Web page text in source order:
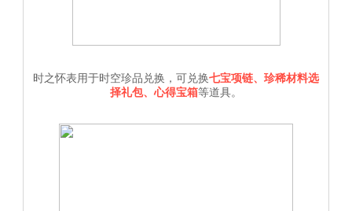
时之怀表用于时空珍品兑换，可兑换七宝项链、珍稀材料选
择礼包、心得宝箱等道具。